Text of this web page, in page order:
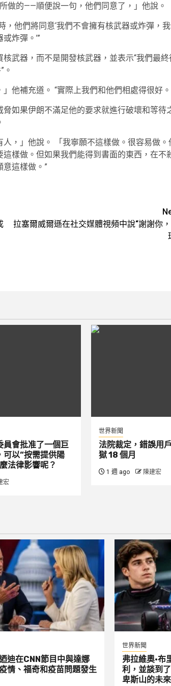
做的——順便說一句，他們同意了，」他說。
他們將同意‘我們不會擁有核武器或炸彈，
炸彈。’”
武器，而不是開發核武器，並表示“我們最終
。
他補充道。 “實際上我們和他們相處得很好。
如果伊朗不滿足他的要求就進行破壞和等待
人，」他說。 「我寧願不這樣做。很容易做。
樣做。但如果我們能得到書面的東西，在不
這樣做。”
拉塞爾威爾遜在社交媒體視頻中說“謝謝你
員會批准了一個巨
可以“按需提供陽
法律影響呢？
宏
世界新聞
法院裁定，錯誤用
獄 18 個月
1 週 ago 陳建宏
迪在CNN節目中與達娜
情、福奇和疫苗問題發生
世界新聞
弗拉維奧·布
利，並談到
卑斯山的未來